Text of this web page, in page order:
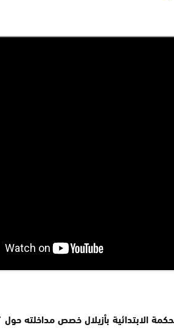
الابتدائية بأزيلال خصص مداخلته حول